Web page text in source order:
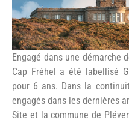
©BERTHIER Emmanuel
Engagé dans une démarche
Cap Fréhel a été labellisé
pour 6 ans. Dans la
engagés dans les dernières
Site et la commune de